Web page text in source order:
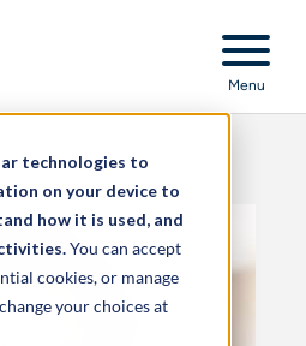
technologies to
on your device to
how it is used, and
You can accept
cookies, or manage
your choices at
Menu